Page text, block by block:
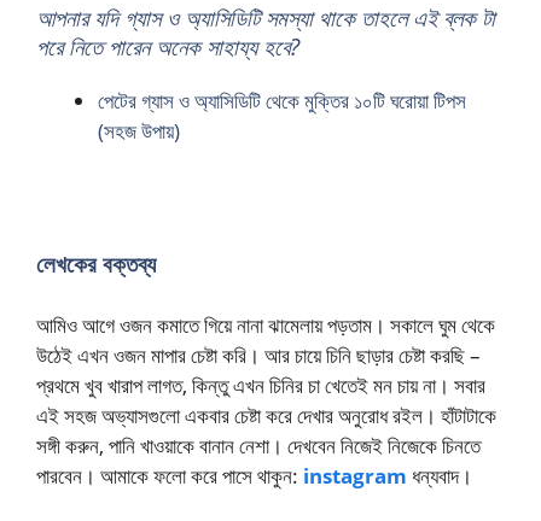
আপনার যদিগ্যাস ও অ্যাসিডিটিসমস্যা থাকে তাহলে এই ব্লক টা
পরে নিতে পারেন অনেক সাহায্য হবে?
পেটের গ্যাস ও অ্যাসিডিটি থেকে মুক্তির ১০টি ঘরোয়া টিপস
(সহজ উপায়)
লেখকের বক্তব্য
আমিও আগে ওজন কমাতে গিয়ে নানা ঝামেলায় পড়তাম। সকালে ঘুম থেকে
উঠেই এখন ওজন মাপার চেষ্টা করি। আর চায়ে চিনি ছাড়ার চেষ্টা করছি –
প্রথমে খুব খারাপ লাগত, কিন্তু এখন চিনির চা খেতেই মন চায় না। সবার
এই সহজ অভ্যাসগুলো একবার চেষ্টা করে দেখার অনুরোধ রইল। হাঁটাটাকে
সঙ্গী করুন, পানি খাওয়াকে বানান নেশা। দেখবেন নিজেই নিজেকে চিনতে
পারবেন। আমাকে ফলো করে পাসে থাকুন: instagram ধন্যবাদ।